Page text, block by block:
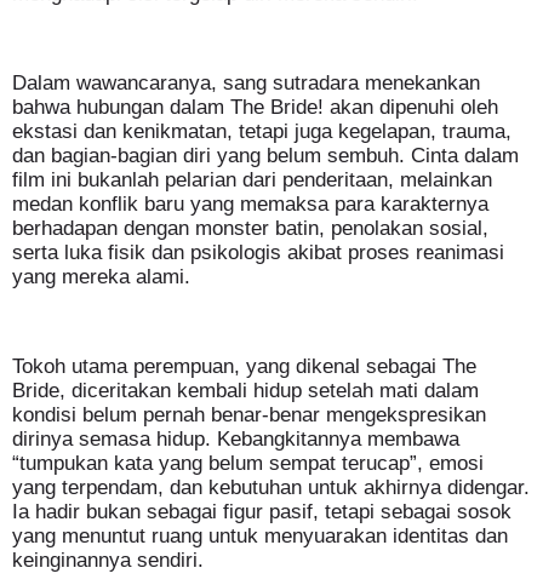
Dalam wawancaranya, sang sutradara menekankan
bahwa hubungan dalam The Bride! akan dipenuhi oleh
ekstasi dan kenikmatan, tetapi juga kegelapan, trauma,
dan bagian-bagian diri yang belum sembuh. Cinta dalam
film ini bukanlah pelarian dari penderitaan, melainkan
medan konflik baru yang memaksa para karakternya
berhadapan dengan monster batin, penolakan sosial,
serta luka fisik dan psikologis akibat proses reanimasi
yang mereka alami.
Tokoh utama perempuan, yang dikenal sebagai The
Bride, diceritakan kembali hidup setelah mati dalam
kondisi belum pernah benar-benar mengekspresikan
dirinya semasa hidup. Kebangkitannya membawa
“tumpukan kata yang belum sempat terucap”, emosi
yang terpendam, dan kebutuhan untuk akhirnya didengar.
Ia hadir bukan sebagai figur pasif, tetapi sebagai sosok
yang menuntut ruang untuk menyuarakan identitas dan
keinginannya sendiri.